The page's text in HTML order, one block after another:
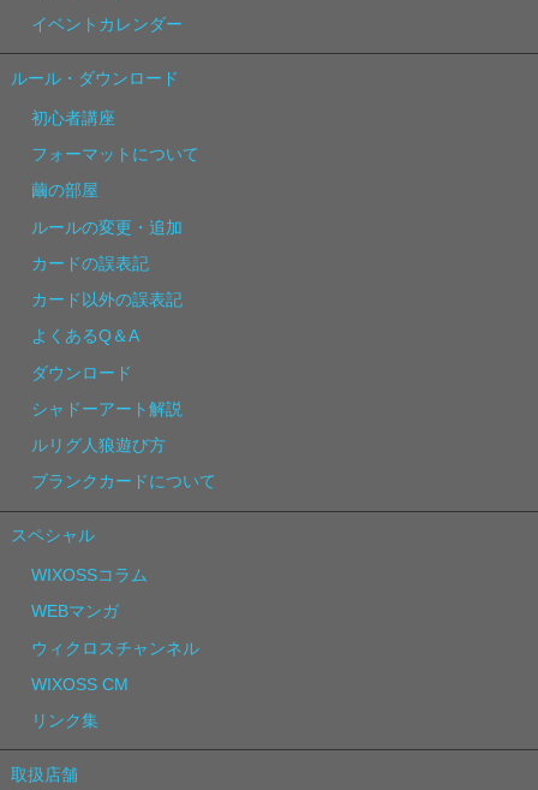
イベントカレンダー
ルール・ダウンロード
初心者講座
フォーマットについて
繭の部屋
ルールの変更・追加
カードの誤表記
カード以外の誤表記
よくあるQ＆A
ダウンロード
シャドーアート解説
ルリグ人狼遊び方
ブランクカードについて
スペシャル
WIXOSSコラム
WEBマンガ
ウィクロスチャンネル
WIXOSS CM
リンク集
取扱店舗